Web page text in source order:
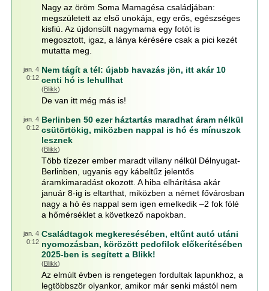
Nagy az öröm Soma Mamagésa családjában:
megszületett az első unokája, egy erős, egészséges
kisfiú. Az újdonsült nagymama egy fotót is
megosztott, igaz, a lánya kérésére csak a pici kezét
mutatta meg.
jan. 4
0:12
Nem tágít a tél: újabb havazás jön, itt akár 10
centi hó is lehullhat
(Blikk)
De van itt még más is!
jan. 4
0:12
Berlinben 50 ezer háztartás maradhat áram nélkül
csütörtökig, miközben nappal is hó és mínuszok
lesznek
(Blikk)
Több tízezer ember maradt villany nélkül Délnyugat-
Berlinben, ugyanis egy kábeltűz jelentős
áramkimaradást okozott. A hiba elhárítása akár
január 8-ig is eltarthat, miközben a német fővárosban
nagy a hó és nappal sem igen emelkedik –2 fok fölé
a hőmérséklet a következő napokban.
jan. 4
0:12
Családtagok megkeresésében, eltűnt autó utáni
nyomozásban, körözött pedofilok előkerítésében
2025-ben is segített a Blikk!
(Blikk)
Az elmúlt évben is rengetegen fordultak lapunkhoz, a
legtöbbször olyankor, amikor már senki mástól nem